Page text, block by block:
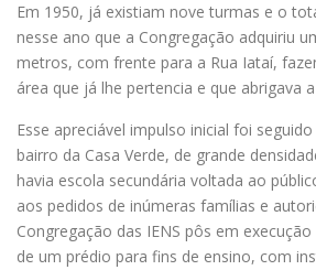
Em 1950, já existiam nove turmas e o
nesse ano que a Congregação adquiriu
metros, com frente para a Rua Iataí,
área que já lhe pertencia e que abrigava
Esse apreciável impulso inicial foi
bairro da Casa Verde, de grande
havia escola secundária voltada ao
aos pedidos de inúmeras famílias e
Congregação das IENS pôs em
de um prédio para fins de ensino, com